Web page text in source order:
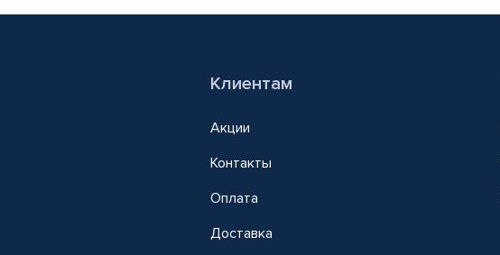
Клиентам
Акции
Контакты
Оплата
Доставка